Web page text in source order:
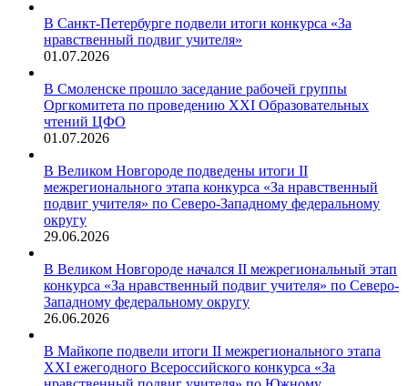
В Санкт-Петербурге подвели итоги конкурса «За
нравственный подвиг учителя»
01.07.2026
В Смоленске прошло заседание рабочей группы
Оргкомитета по проведению XXI Образовательных
чтений ЦФО
01.07.2026
В Великом Новгороде подведены итоги II
межрегионального этапа конкурса «За нравственный
подвиг учителя» по Северо-Западному федеральному
округу
29.06.2026
В Великом Новгороде начался II межрегиональный этап
конкурса «За нравственный подвиг учителя» по Северо-
Западному федеральному округу
26.06.2026
В Майкопе подвели итоги II межрегионального этапа
XXI ежегодного Всероссийского конкурса «За